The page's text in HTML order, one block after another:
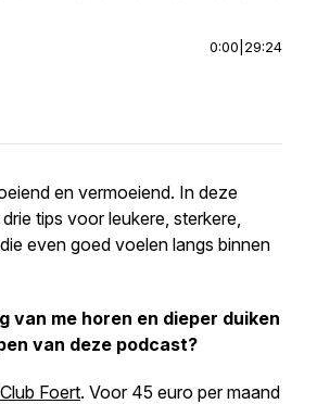
0:00 29:24
en vermoeiend. In deze
tips voor leukere, sterkere,
even goed voelen langs binnen
van me horen en dieper duiken
van deze podcast?
Club Foert. Voor 45 euro per maand